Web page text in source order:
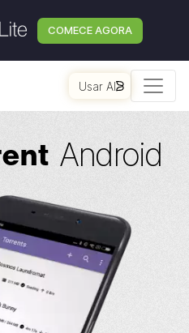
COMECE AGORA
Usar AI
Android